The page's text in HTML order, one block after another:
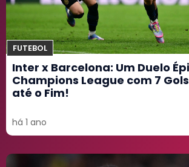
FUTEBOL
Inter x Barcelona: Um Duelo
Champions League com 7
até o Fim!
há 1 ano